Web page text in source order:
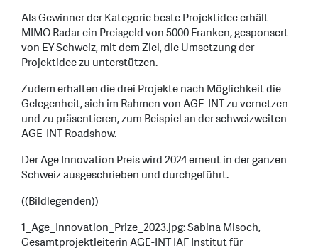
Als Gewinner der Kategorie beste Projektidee erhält
MIMO Radar ein Preisgeld von 5000 Franken, gesponsert
von EY Schweiz, mit dem Ziel, die Umsetzung der
Projektidee zu unterstützen.
Zudem erhalten die drei Projekte nach Möglichkeit die
Gelegenheit, sich im Rahmen von AGE-INT zu vernetzen
und zu präsentieren, zum Beispiel an der schweizweiten
AGE-INT Roadshow.
Der Age Innovation Preis wird 2024 erneut in der ganzen
Schweiz ausgeschrieben und durchgeführt.
((Bildlegenden))
1_Age_Innovation_Prize_2023.jpg: Sabina Misoch,
Gesamtprojektleiterin AGE-INT IAF Institut für